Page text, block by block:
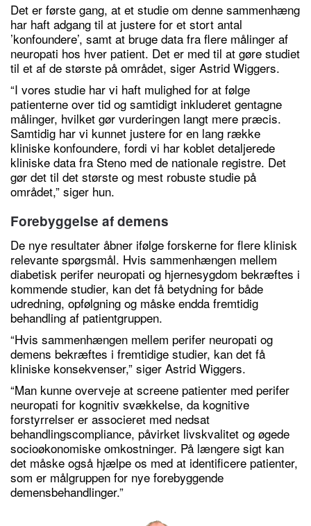
Det er første gang, at et studie om denne sammenhæng
har haft adgang til at justere for et stort antal
’konfoundere’, samt at bruge data fra flere målinger af
neuropati hos hver patient. Det er med til at gøre studiet
til et af de største på området, siger Astrid Wiggers.
“I vores studie har vi haft mulighed for at følge
patienterne over tid og samtidigt inkluderet gentagne
målinger, hvilket gør vurderingen langt mere præcis.
Samtidig har vi kunnet justere for en lang række
kliniske konfoundere, fordi vi har koblet detaljerede
kliniske data fra Steno med de nationale registre. Det
gør det til det største og mest robuste studie på
området,” siger hun.
Forebyggelse af demens
De nye resultater åbner ifølge forskerne for flere klinisk
relevante spørgsmål. Hvis sammenhængen mellem
diabetisk perifer neuropati og hjernesygdom bekræftes i
kommende studier, kan det få betydning for både
udredning, opfølgning og måske endda fremtidig
behandling af patientgruppen.
“Hvis sammenhængen mellem perifer neuropati og
demens bekræftes i fremtidige studier, kan det få
kliniske konsekvenser,” siger Astrid Wiggers.
“Man kunne overveje at screene patienter med perifer
neuropati for kognitiv svækkelse, da kognitive
forstyrrelser er associeret med nedsat
behandlingscompliance, påvirket livskvalitet og øgede
socioøkonomiske omkostninger. På længere sigt kan
det måske også hjælpe os med at identificere patienter,
som er målgruppen for nye forebyggende
demensbehandlinger.”